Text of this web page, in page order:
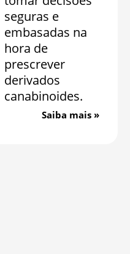
seguras e
embasadas na
hora de
prescrever
derivados
canabinoides.
Saiba mais »